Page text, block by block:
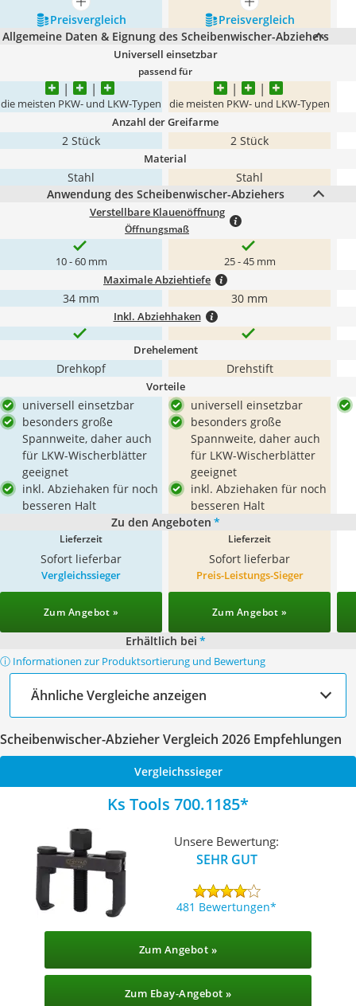
mehr anzeigen
mehr anzeigen
Preis­vergleich
Preis­vergleich
Allgemeine Daten & Eignung des Scheibenwischer-Abziehers
Universell einsetzbar
passend für
die meisten PKW- und LKW-Typen die meisten PKW- und LKW-Typen
Anzahl der Greifarme
2 Stück 2 Stück
Material
Stahl
Stahl
Anwendung des Scheibenwischer-Abziehers
Verstellbare Klauenöffnung
Öffnungsmaß
10 - 60 mm 25 - 45 mm
Maximale Abziehtiefe
34 mm 30 mm
Inkl. Abziehhaken
Drehelement
Drehkopf Drehstift
Vorteile
universell einsetzbar
besonders große
Spannweite, daher auch
für LKW-Wischerblätter
geeignet
inkl. Abziehaken für noch
besseren Halt
universell einsetzbar
besonders große
Spannweite, daher auch
für LKW-Wischerblätter
geeignet
inkl. Abziehaken für noch
besseren Halt
Zu den Angeboten *
Lieferzeit
Sofort lieferbar
Lieferzeit
Sofort lieferbar
Vergleichssieger
Zum Angebot »
Preis-Leistungs-Sieger
Zum Angebot »
Erhältlich bei *
ⓘ Informationen zur Produktsortierung und Bewertung
Ähnliche Vergleiche anzeigen
Scheibenwischer-Abzieher Vergleich 2026 Empfehlungen
Vergleichssieger
Ks Tools 700.1185
Unsere Bewertung:
SEHR GUT
481 Bewertungen
Zum Angebot »
Zum Ebay-Angebot »